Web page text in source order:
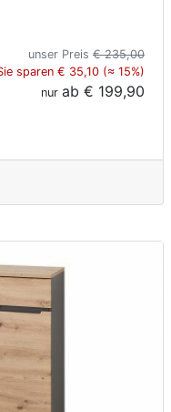
unser Preis € 235,00
sparen € 35,10 (≈ 15%)
nur ab € 199,90